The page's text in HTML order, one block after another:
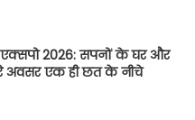
एक्सपो 2026: सपनों के घर और
एक ही छत के नीचे